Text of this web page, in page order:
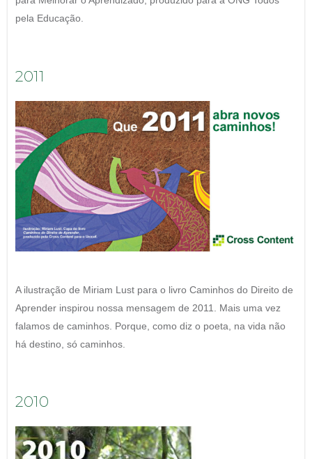
pela Educação.
2011
A ilustração de Miriam Lust para o livro Caminhos do Direito de
Aprender inspirou nossa mensagem de 2011. Mais uma vez
falamos de caminhos. Porque, como diz o poeta, na vida não
há destino, só caminhos.
2010